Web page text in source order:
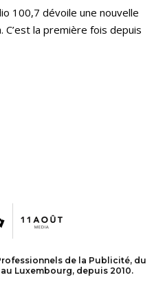
100,7 dévoile une nouvelle
la première fois depuis
de la Publicité, du
Luxembourg, depuis 2010.